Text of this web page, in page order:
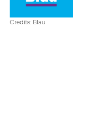
Credits: Blau